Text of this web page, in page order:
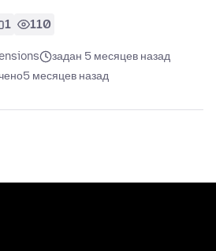
1 110
задан 5 месяцев назад
5 месяцев назад